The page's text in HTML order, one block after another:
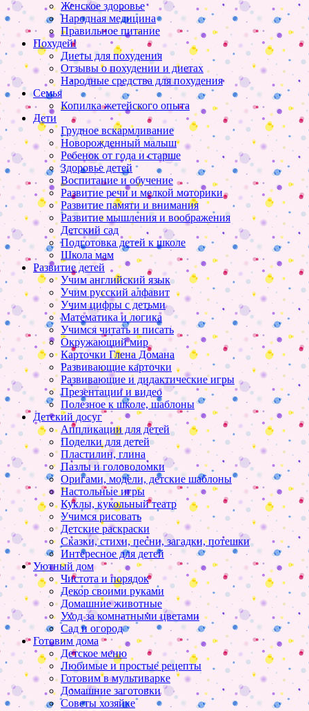
Женское здоровье
Народная медицина
Правильное питание
Похудей!
Диеты для похудения
Отзывы о похудении и диетах
Народные средства для похудения
Семья
Копилка жетейского опыта
Дети
Грудное вскармливание
Новорожденный малыш
Ребенок от года и старше
Здоровье детей
Воспитание и обучение
Развитие речи и мелкой моторики
Развитие памяти и внимания
Развитие мышления и воображения
Детский сад
Подготовка детей к школе
Школа мам
Развитие детей
Учим английский язык
Учим русский алфавит
Учим цифры с детьми
Математика и логика
Учимся читать и писать
Окружающий мир
Карточки Глена Домана
Развивающие карточки
Развивающие и дидактические игры
Презентации и видео
Полезное к школе, шаблоны
Детский досуг
Аппликации для детей
Поделки для детей
Пластилин, глина
Пазлы и головоломки
Оригами, модели, детские шаблоны
Настольные игры
Куклы, кукольный театр
Учимся рисовать
Детские раскраски
Сказки, стихи, песни, загадки, потешки
Интересное для детей
Уютный дом
Чистота и порядок
Декор своими руками
Домашние животные
Уход за комнатными цветами
Сад и огород
Готовим дома
Детское меню
Любимые и простые рецепты
Готовим в мультиварке
Домашние заготовки
Советы хозяйке